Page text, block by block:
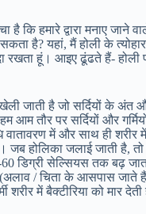
कि हमारे द्वारा मनाए जाने
है? यहां, मैं होली के
रखता हूं। आइए ढूंढते हैं- होली
जाती है जो सर्दियों के अंत
आम तौर पर सर्दियों और
में और साथ ही शरीर
जब होलिका जलाई जाती है,
डिग्री सेल्सियस तक बढ़
(अलाव / चिता के आसपास जाते
शरीर में बैक्टीरिया को मार